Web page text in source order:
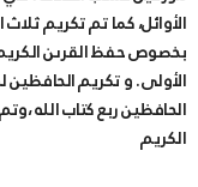
الأوائل، كما تم تكريم ثلاث
بخصوص حفظ القرىن الكريم
الأولى. و تكريم
الحافظين ربع كتاب الله
الكريم